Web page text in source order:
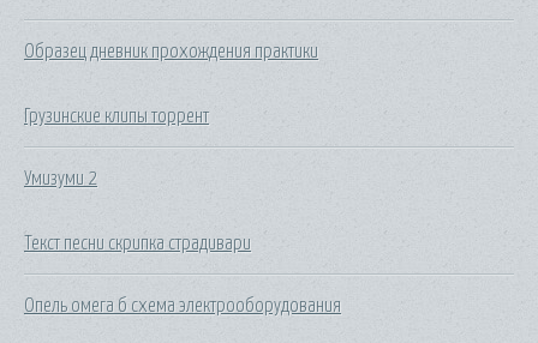
Образец дневник прохождения практики
Грузинские клипы торрент
Умизуми 2
Текст песни скрипка страдивари
Опель омега б схема электрооборудования